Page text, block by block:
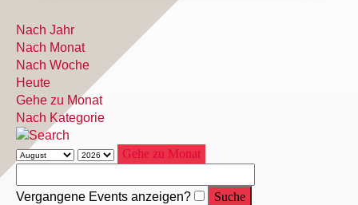
Nach Jahr
Nach Monat
Nach Woche
Heute
Gehe zu Monat
Nach Kategorie
Gehe zu Monat
Vergangene Events anzeigen?